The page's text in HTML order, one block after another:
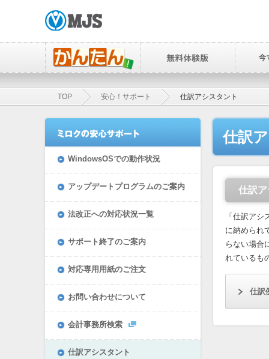
TOP 安心！サポート 仕訳アシスタント
仕訳
仕訳
「仕訳ア
に納められ
らない場合
れているも
仕訳
WindowsOSでの動作状況
アップデートプログラムのご案内
法改正への対応状況一覧
サポート終了のご案内
対応専用用紙のご注文
お問い合わせについて
会計事務所検索
仕訳アシスタント